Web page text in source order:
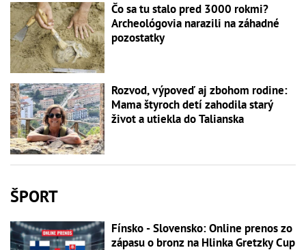
Čo sa tu stalo pred 3000 rokmi?
Archeológovia narazili na záhadné
pozostatky
Rozvod, výpoveď aj zbohom rodine:
Mama štyroch detí zahodila starý
život a utiekla do Talianska
ŠPORT
Fínsko - Slovensko: Online prenos zo
zápasu o bronz na Hlinka Gretzky Cup